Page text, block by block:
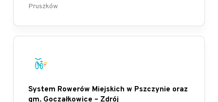
Pruszków
System Rowerów Miejskich w Pszczynie oraz
gm. Goczałkowice – Zdrój